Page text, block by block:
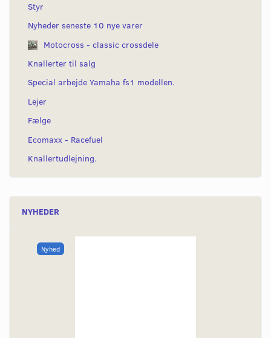
Styr
Nyheder seneste 10 nye varer
Motocross - classic crossdele
Knallerter til salg
Special arbejde Yamaha fs1 modellen.
Lejer
Fælge
Ecomaxx - Racefuel
Knallertudlejning.
NYHEDER
Nyhed